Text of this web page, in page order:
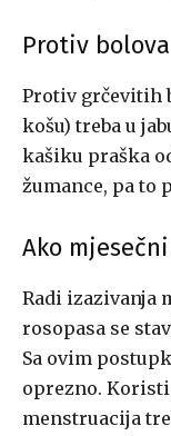
Protiv
Protiv grčevitih
košu) treba u
kašiku praška
žumance, pa to
Ako
Radi izazivanja
rosopasa se
Sa ovim
oprezno.
menstruacija